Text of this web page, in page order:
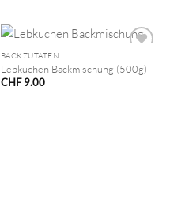
BACKZUTATEN
Lebkuchen Backmischung (500g)
CHF9.00